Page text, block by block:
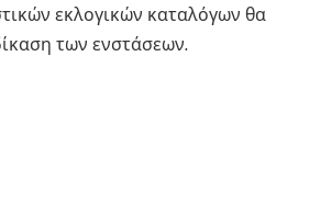
εκλογικών καταλόγων θα
των ενστάσεων.